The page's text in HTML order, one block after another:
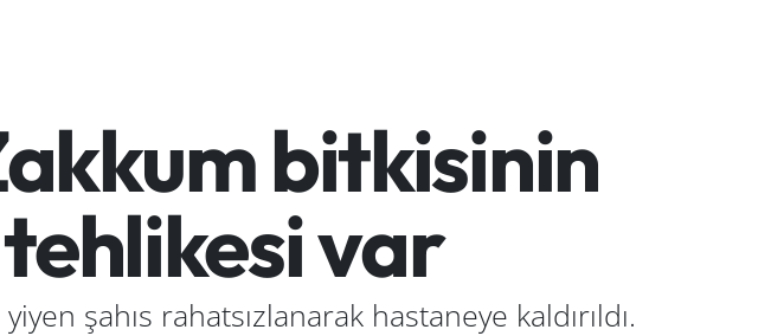
bitkisinin
var
şahıs rahatsızlanarak hastaneye kaldırıldı.